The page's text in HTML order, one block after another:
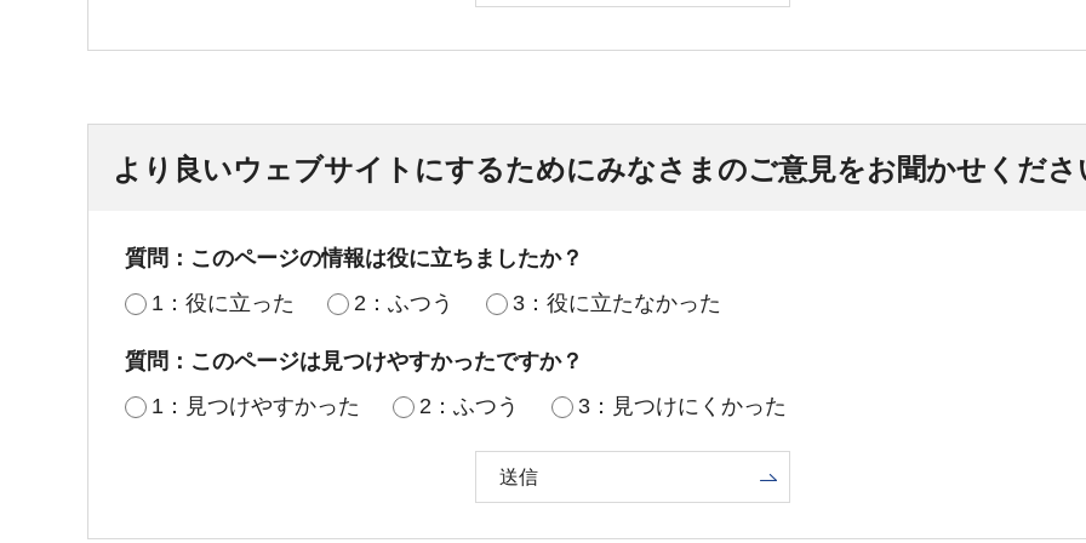
より良いウェブサイトにするためにみなさまのご意見をお聞かせくださ
質問：このページの情報は役に立ちましたか？
1：役に立った
2：ふつう 3：役に立たなかった
質問：このページは見つけやすかったですか？
1：見つけやすかった
2：ふつう 3：見つけにくかった